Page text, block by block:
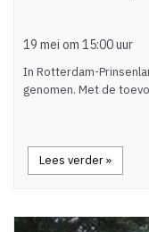
19 mei om 15:00 uur
In Rotterdam-
genomen. Met de
Lees verder »